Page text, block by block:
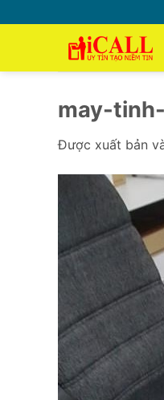
qua
dung
may-
Được xuất bản